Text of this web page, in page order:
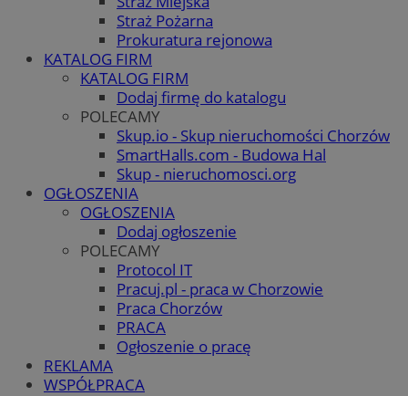
Straż Pożarna
Prokuratura rejonowa
KATALOG FIRM
KATALOG FIRM
Dodaj firmę do katalogu
POLECAMY
Skup.io - Skup nieruchomości Chorzów
SmartHalls.com - Budowa Hal
Skup - nieruchomosci.org
OGŁOSZENIA
OGŁOSZENIA
Dodaj ogłoszenie
POLECAMY
Protocol IT
Pracuj.pl - praca w Chorzowie
Praca Chorzów
PRACA
Ogłoszenie o pracę
REKLAMA
WSPÓŁPRACA